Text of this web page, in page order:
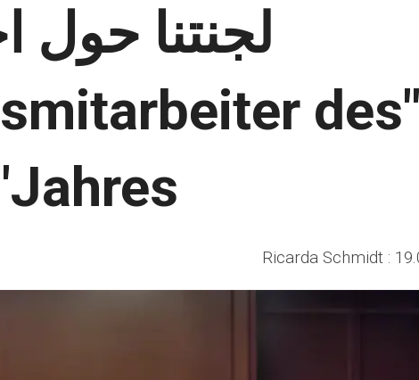
لجنتنا حول
des
Jahres"
: